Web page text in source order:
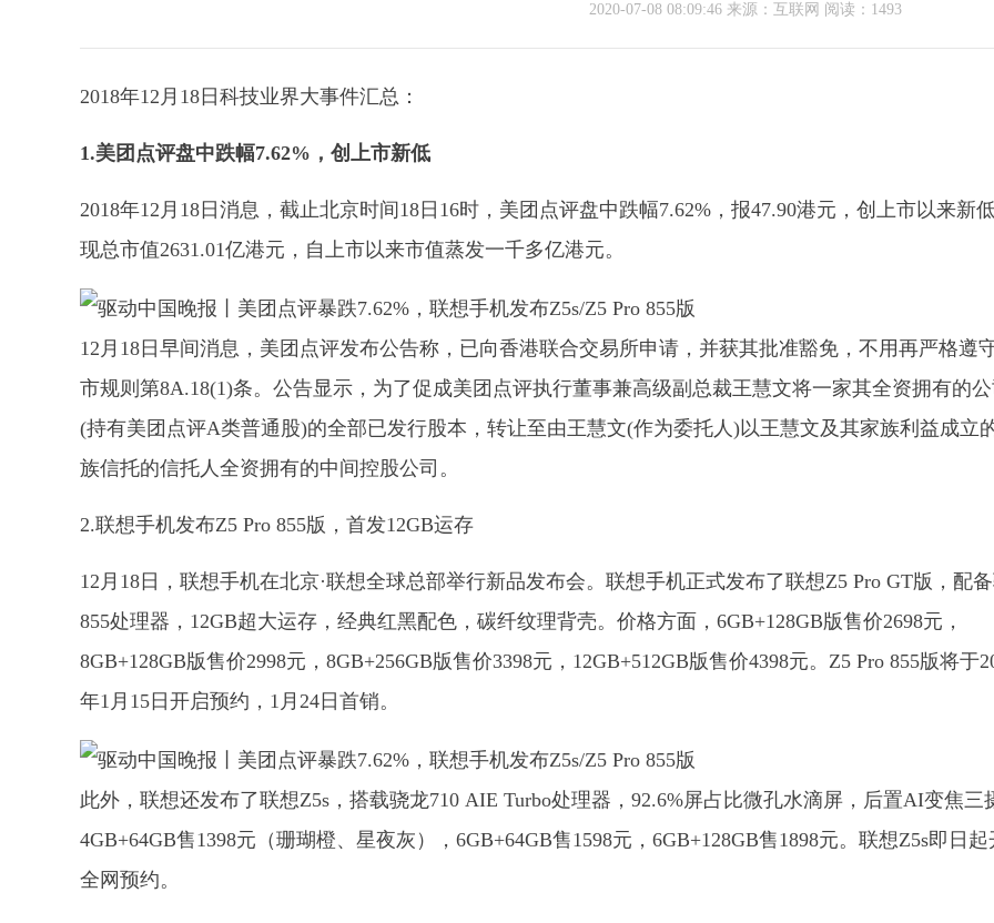
2020-07-08 08:09:46 来源：互联网 阅读：1493
2018年12月18日科技业界大事件汇总：
1.美团点评盘中跌幅7.62%，创上市新低
2018年12月18日消息，截止北京时间18日16时，美团点评盘中跌幅7.62%，报47.90港元，创上市以来新低
现总市值2631.01亿港元，自上市以来市值蒸发一千多亿港元。
12月18日早间消息，美团点评发布公告称，已向香港联合交易所申请，并获其批准豁免，不用再严格遵
市规则第8A.18(1)条。公告显示，为了促成美团点评执行董事兼高级副总裁王慧文将一家其全资拥有的公
(持有美团点评A类普通股)的全部已发行股本，转让至由王慧文(作为委托人)以王慧文及其家族利益成立
族信托的信托人全资拥有的中间控股公司。
2.联想手机发布Z5 Pro 855版，首发12GB运存
12月18日，联想手机在北京·联想全球总部举行新品发布会。联想手机正式发布了联想Z5 Pro GT版，配
855处理器，12GB超大运存，经典红黑配色，碳纤纹理背壳。价格方面，6GB+128GB版售价2698元，
8GB+128GB版售价2998元，8GB+256GB版售价3398元，12GB+512GB版售价4398元。Z5 Pro 855版将于
年1月15日开启预约，1月24日首销。
此外，联想还发布了联想Z5s，搭载骁龙710 AIE Turbo处理器，92.6%屏占比微孔水滴屏，后置AI变焦三
4GB+64GB售1398元（珊瑚橙、星夜灰），6GB+64GB售1598元，6GB+128GB售1898元。联想Z5s即日起
全网预约。